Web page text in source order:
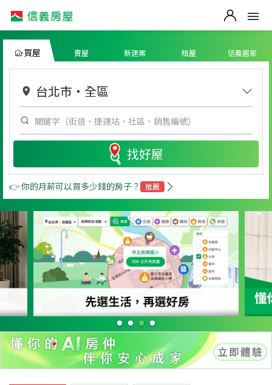
買屋 賣屋 新建案 租屋 信義居家
台北市 ・ 全區
找好屋
👉 你的月薪可以買多少錢的房子？ 推薦